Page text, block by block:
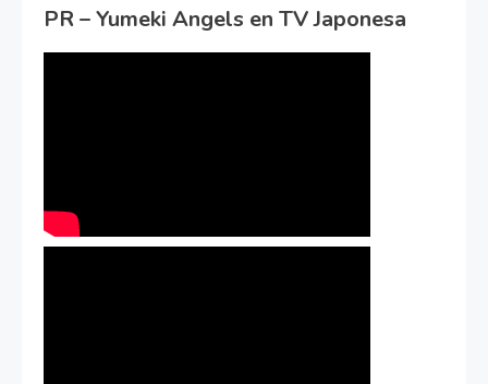
PR – Yumeki Angels en TV Japonesa